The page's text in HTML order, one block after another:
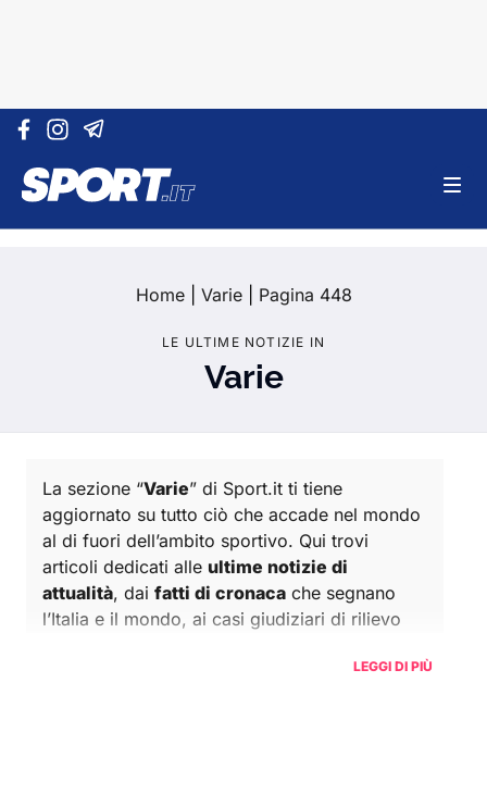
Vai al contenuto
LE ULTIME NOTIZIE IN
Varie
Home| Varie| Pagina 448
La sezione “Varie” di Sport.it ti tiene
aggiornato su tutto ciò che accade nel mondo
al di fuori dell’ambito sportivo. Qui trovi
articoli dedicati alle ultime notizie di
attualità, dai fatti di cronaca che segnano
l’Italia e il mondo, ai casi giudiziari di rilievo
LEGGI DI PIÙ